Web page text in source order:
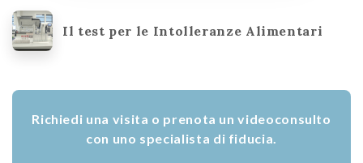
Il test per le Intolleranze Alimentari
Richiedi una visita o prenota un videoconsulto
con uno specialista di fiducia.